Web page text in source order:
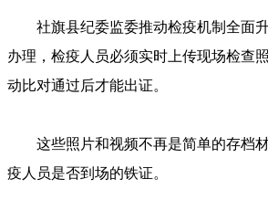
社旗县纪委监委推动检疫机制全面升
办理，检疫人员必须实时上传现场检查
动比对通过后才能出证。
这些照片和视频不再是简单的存档材
疫人员是否到场的铁证。